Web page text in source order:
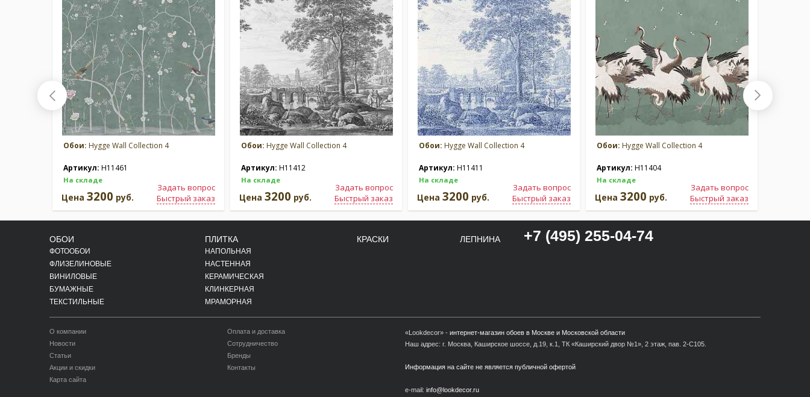
Обои: Hygge Wall Collection 4
Артикул: H11461
На складе
Задать вопрос
Быстрый заказ
Цена 3200 руб.
Обои: Hygge Wall Collection 4
Артикул: H11412
На складе
Задать вопрос
Быстрый заказ
Цена 3200 руб.
Обои: Hygge Wall Collection 4
Артикул: H11411
На складе
Задать вопрос
Быстрый заказ
Цена 3200 руб.
Обои: Hygge Wall Collection 4
Артикул: H11404
На складе
Задать вопрос
Быстрый заказ
Цена 3200 руб.
ОБОИ
ФОТООБОИ
ФЛИЗЕЛИНОВЫЕ
ВИНИЛОВЫЕ
БУМАЖНЫЕ
ТЕКСТИЛЬНЫЕ
ПЛИТКА
НАПОЛЬНАЯ
НАСТЕННАЯ
КЕРАМИЧЕСКАЯ
КЛИНКЕРНАЯ
МРАМОРНАЯ
КРАСКИ ЛЕПНИНА +7 (495) 255-04-74
О компании
Новости
Статьи
Акции и скидки
Карта сайта
Оплата и доставка
Сотрудничество
Бренды
Контакты
«Lookdecor» - интернет-магазин обоев в Москве и Московской области
Наш адрес: г. Москва, Каширское шоссе, д.19, к.1, ТК «Каширский двор №1», 2 этаж, пав. 2-С105.
Информация на сайте не является публичной офертой
e-mail: info@lookdecor.ru